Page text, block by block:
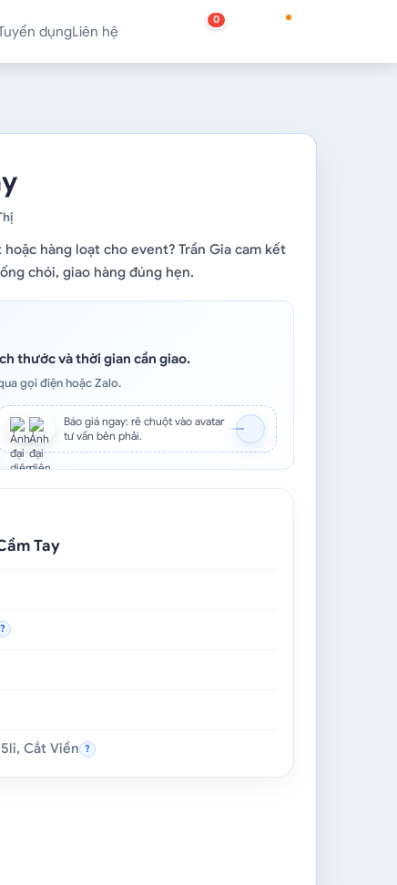
dụngLiên hệ
0
hàng loạt cho event? Trần Gia cam kết
chói, giao hàng đúng hẹn.
thước và thời gian cần giao.
gọi điện hoặc Zalo.
Báo giá ngay: rê chuột vào avatar
tư vấn bên phải.
Tay
?
Cắt Viền ?